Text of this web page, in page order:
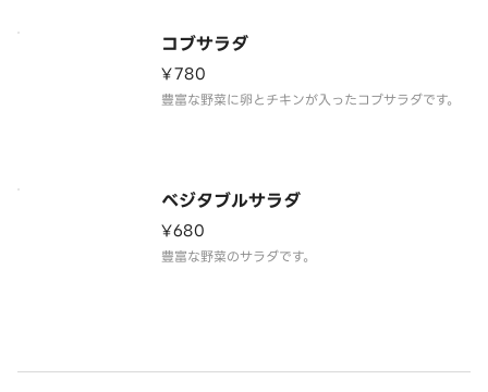
コブサラダ
¥780
豊富な野菜に卵とチキンが入ったコブサラダです。
ベジタブルサラダ
¥680
豊富な野菜のサラダです。